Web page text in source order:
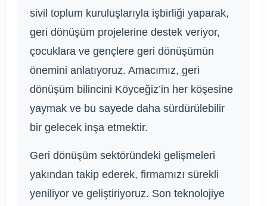
sivil toplum kuruluşlarıyla işbirliği yaparak,
geri dönüşüm projelerine destek veriyor,
çocuklara ve gençlere geri dönüşümün
önemini anlatıyoruz. Amacımız, geri
dönüşüm bilincini Köyceğiz’in her köşesine
yaymak ve bu sayede daha sürdürülebilir
bir gelecek inşa etmektir.
Geri dönüşüm sektöründeki gelişmeleri
yakından takip ederek, firmamızı sürekli
yeniliyor ve geliştiriyoruz. Son teknolojiye